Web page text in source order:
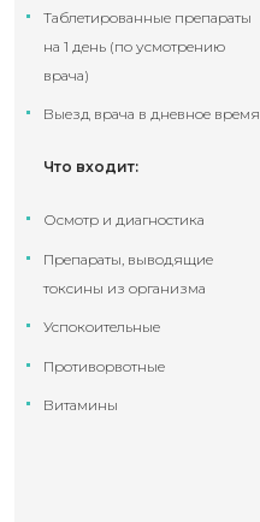
Таблетированные препараты
на 1 день (по усмотрению
врача)
Выезд врача в дневное время
Что входит:
Осмотр и диагностика
Препараты, выводящие
токсины из организма
Успокоительные
Противорвотные
Витамины